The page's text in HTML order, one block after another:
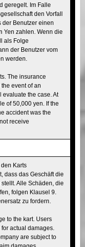
geregelt. Im Falle
den Vorfall
der Benutzer einen
Yen zahlen. Wenn die
als Folge
der Benutzer vom
werden.
The insurance
event of an
the case. At
of 50,000 yen. If the
accident was the
receive
Karts
dass das Geschäft die
Alle Schäden, die
folgen Klausel 9.
zu fordern.
to the kart. Users
actual damages.
are subject to